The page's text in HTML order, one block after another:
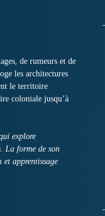
de rumeurs et de
les architectures
le territoire
coloniale jusqu’à
explore
La forme de son
apprentissage